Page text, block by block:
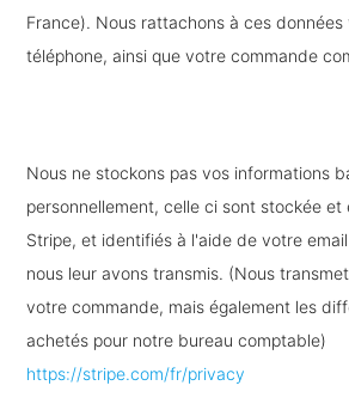
France). Nous rattachons à ces
téléphone, ainsi que votre commande
Nous ne stockons pas vos informations
personnellement, celle ci sont stockée et
Stripe, et identifiés à l'aide de votre
nous leur avons transmis. (Nous
votre commande, mais également les
achetés pour notre bureau comptable)
https://stripe.com/fr/privacy